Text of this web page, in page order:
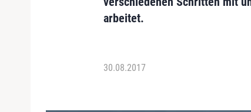
arbeitet.
30.08.2017